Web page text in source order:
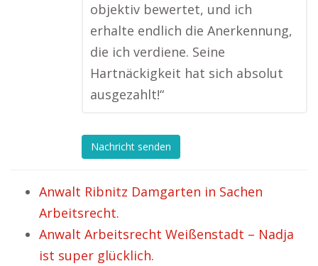
objektiv bewertet, und ich
erhalte endlich die Anerkennung,
die ich verdiene. Seine
Hartnäckigkeit hat sich absolut
ausgezahlt!“
Nachricht senden
Anwalt Ribnitz Damgarten in Sachen
Arbeitsrecht.
Anwalt Arbeitsrecht Weißenstadt – Nadja
ist super glücklich.